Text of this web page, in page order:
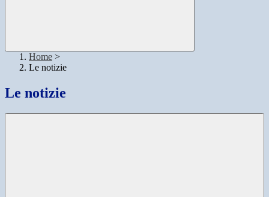
Home >
Le notizie
Le notizie